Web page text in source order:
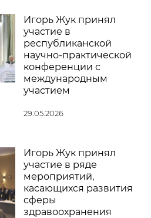
Игорь Жук принял
участие в
республиканской
научно-практической
конференции с
международным
участием
29.05.2026
Игорь Жук принял
участие в ряде
мероприятий,
касающихся развития
сферы
здравоохранения